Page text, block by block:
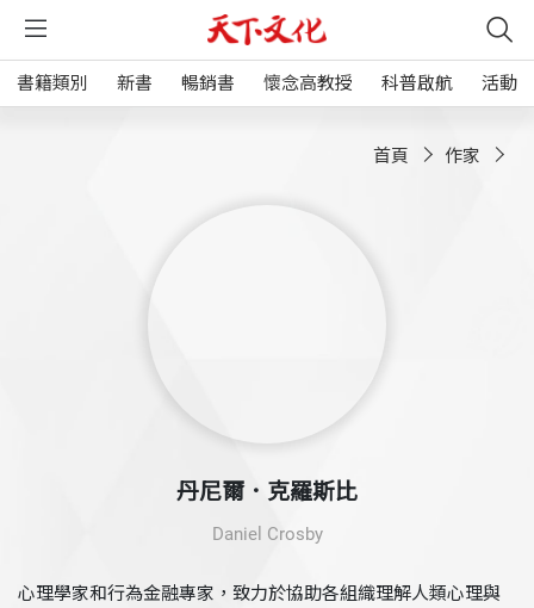
書籍類別 新書 暢銷書 懷念高教授 科普啟航 活動
首頁 作家
丹尼爾．克羅斯比
Daniel Crosby
心理學家和行為金融專家，致力於協助各組織理解人類心理與